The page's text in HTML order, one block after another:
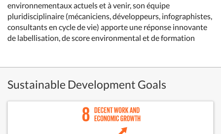
environnementaux actuels et à venir, son équipe
pluridisciplinaire (mécaniciens, développeurs, infographistes,
consultants en cycle de vie) apporte une réponse innovante
de labellisation, de score environmental et de formation
Sustainable Development Goals